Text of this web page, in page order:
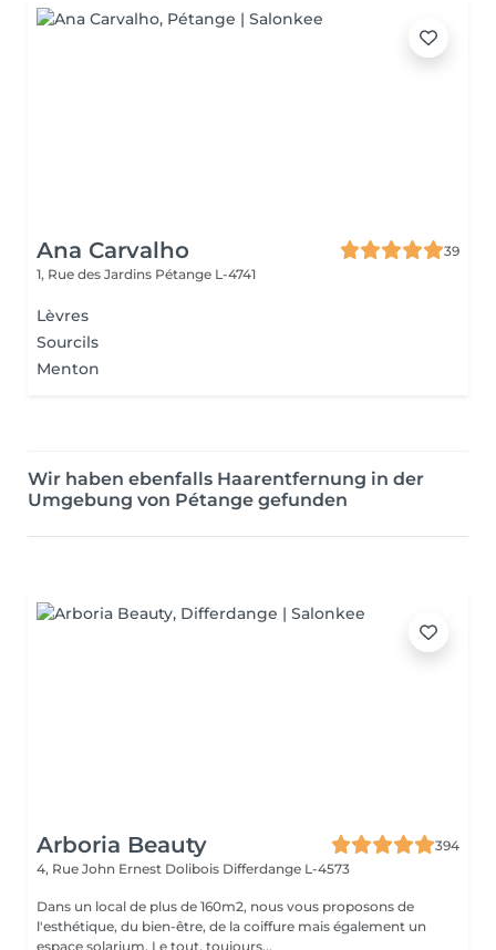
Ana Carvalho
39
1, Rue des Jardins Pétange L-4741
Lèvres
Sourcils
Menton
Wir haben ebenfalls Haarentfernung in der
Umgebung von Pétange gefunden
Arboria Beauty
394
4, Rue John Ernest Dolibois Differdange L-4573
Dans un local de plus de 160m2, nous vous proposons de
l'esthétique, du bien-être, de la coiffure mais également un
espace solarium. Le tout, toujours...